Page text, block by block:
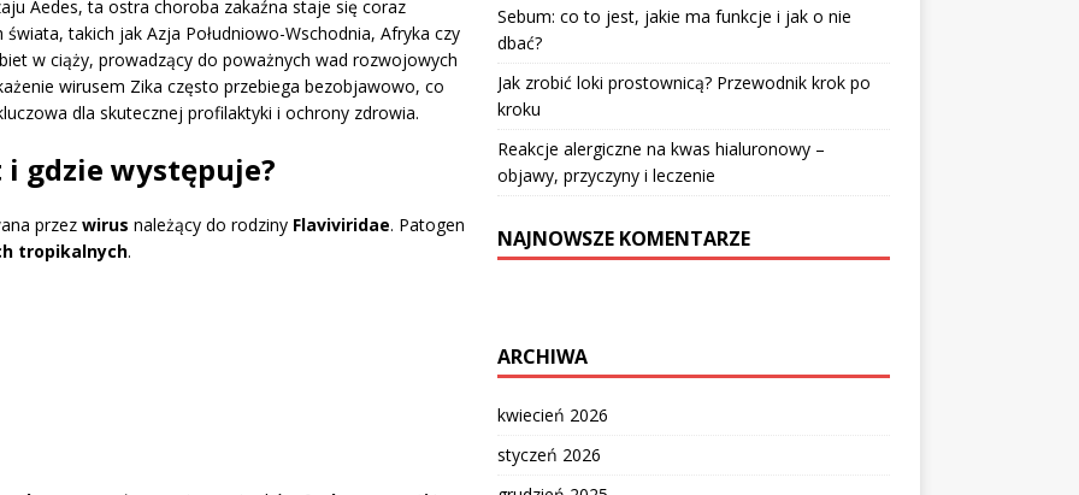
Aedes, ta ostra choroba zakaźna staje się coraz
takich jak Azja Południowo-Wschodnia, Afryka czy
w ciąży, prowadzący do poważnych wad rozwojowych
wirusem Zika często przebiega bezobjawowo, co
dla skutecznej profilaktyki i ochrony zdrowia.
i gdzie występuje?
przez wirus należący do rodziny Flaviviridae. Patogen
tropikalnych.
Sebum: co to jest, jakie ma funkcje i jak o nie
dbać?
Jak zrobić loki prostownicą? Przewodnik krok po
kroku
Reakcje alergiczne na kwas hialuronowy –
objawy, przyczyny i leczenie
NAJNOWSZE KOMENTARZE
ARCHIWA
kwiecień 2026
styczeń 2026